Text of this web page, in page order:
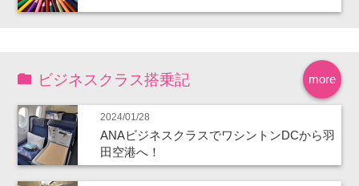
more
ビジネスクラス搭乗記
2024/01/28
ANAビジネスクラスでワシントンDCから羽
田空港へ！